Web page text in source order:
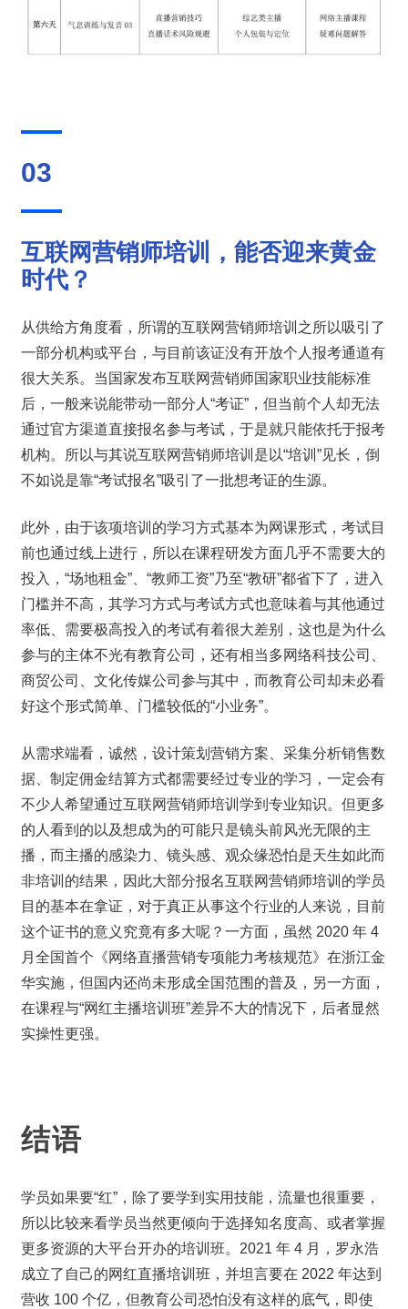
03
互联网营销师培训，能否迎来黄金
时代？
从供给方角度看，所谓的互联网营销师培训之所以吸引了
一部分机构或平台，与目前该证没有开放个人报考通道有
很大关系。当国家发布互联网营销师国家职业技能标准
后，一般来说能带动一部分人“考证”，但当前个人却无法
通过官方渠道直接报名参与考试，于是就只能依托于报考
机构。所以与其说互联网营销师培训是以“培训”见长，倒
不如说是靠“考试报名”吸引了一批想考证的生源。
此外，由于该项培训的学习方式基本为网课形式，考试目
前也通过线上进行，所以在课程研发方面几乎不需要大的
投入，“场地租金”、“教师工资”乃至“教研”都省下了，进入
门槛并不高，其学习方式与考试方式也意味着与其他通过
率低、需要极高投入的考试有着很大差别，这也是为什么
参与的主体不光有教育公司，还有相当多网络科技公司、
商贸公司、文化传媒公司参与其中，而教育公司却未必看
好这个形式简单、门槛较低的“小业务”。
从需求端看，诚然，设计策划营销方案、采集分析销售数
据、制定佣金结算方式都需要经过专业的学习，一定会有
不少人希望通过互联网营销师培训学到专业知识。但更多
的人看到的以及想成为的可能只是镜头前风光无限的主
播，而主播的感染力、镜头感、观众缘恐怕是天生如此而
非培训的结果，因此大部分报名互联网营销师培训的学员
目的基本在拿证，对于真正从事这个行业的人来说，目前
这个证书的意义究竟有多大呢？一方面，虽然 2020 年 4
月全国首个《网络直播营销专项能力考核规范》在浙江金
华实施，但国内还尚未形成全国范围的普及，另一方面，
在课程与“网红主播培训班”差异不大的情况下，后者显然
实操性更强。
结语
学员如果要“红”，除了要学到实用技能，流量也很重要，
所以比较来看学员当然更倾向于选择知名度高、或者掌握
更多资源的大平台开办的培训班。2021 年 4 月，罗永浩
成立了自己的网红直播培训班，并坦言要在 2022 年达到
营收 100 个亿，但教育公司恐怕没有这样的底气，即使